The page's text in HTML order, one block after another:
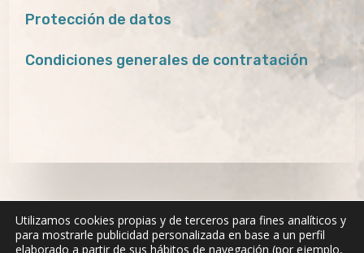
Protección de datos
Condiciones generales de contratación
Utilizamos cookies propias y de terceros para fines analíticos y
para mostrarle publicidad personalizada en base a un perfil
elaborado a partir de sus hábitos de navegación (por ejemplo,